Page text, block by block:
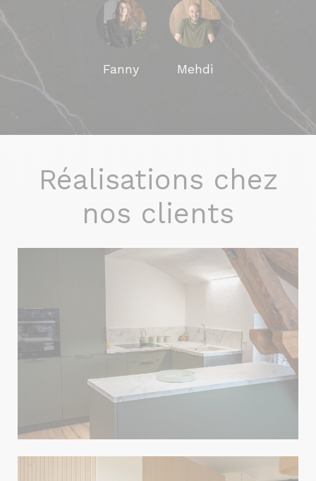
Fanny Mehdi
Réalisations chez
nos clients